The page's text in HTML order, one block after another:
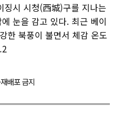
징시 시청(西城)구를 지나는
눈을 감고 있다. 최근 베이
한 북풍이 불면서 체감 온도
배포 금지